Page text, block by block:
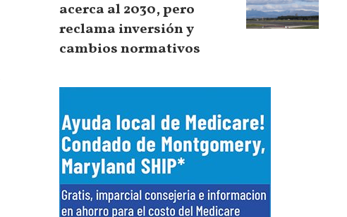
acerca al 2030, pero
reclama inversión y
cambios normativos